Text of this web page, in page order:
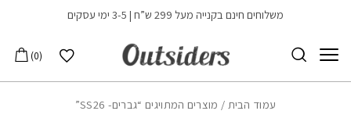
Skip to Contentמשלוחים חינם בקנייה מעל 299 ש”ח | 3-5 ימי עסקים
הרשימה שלי
0
עמוד הבית / מוצרים המתויגים “גברים- SS26”